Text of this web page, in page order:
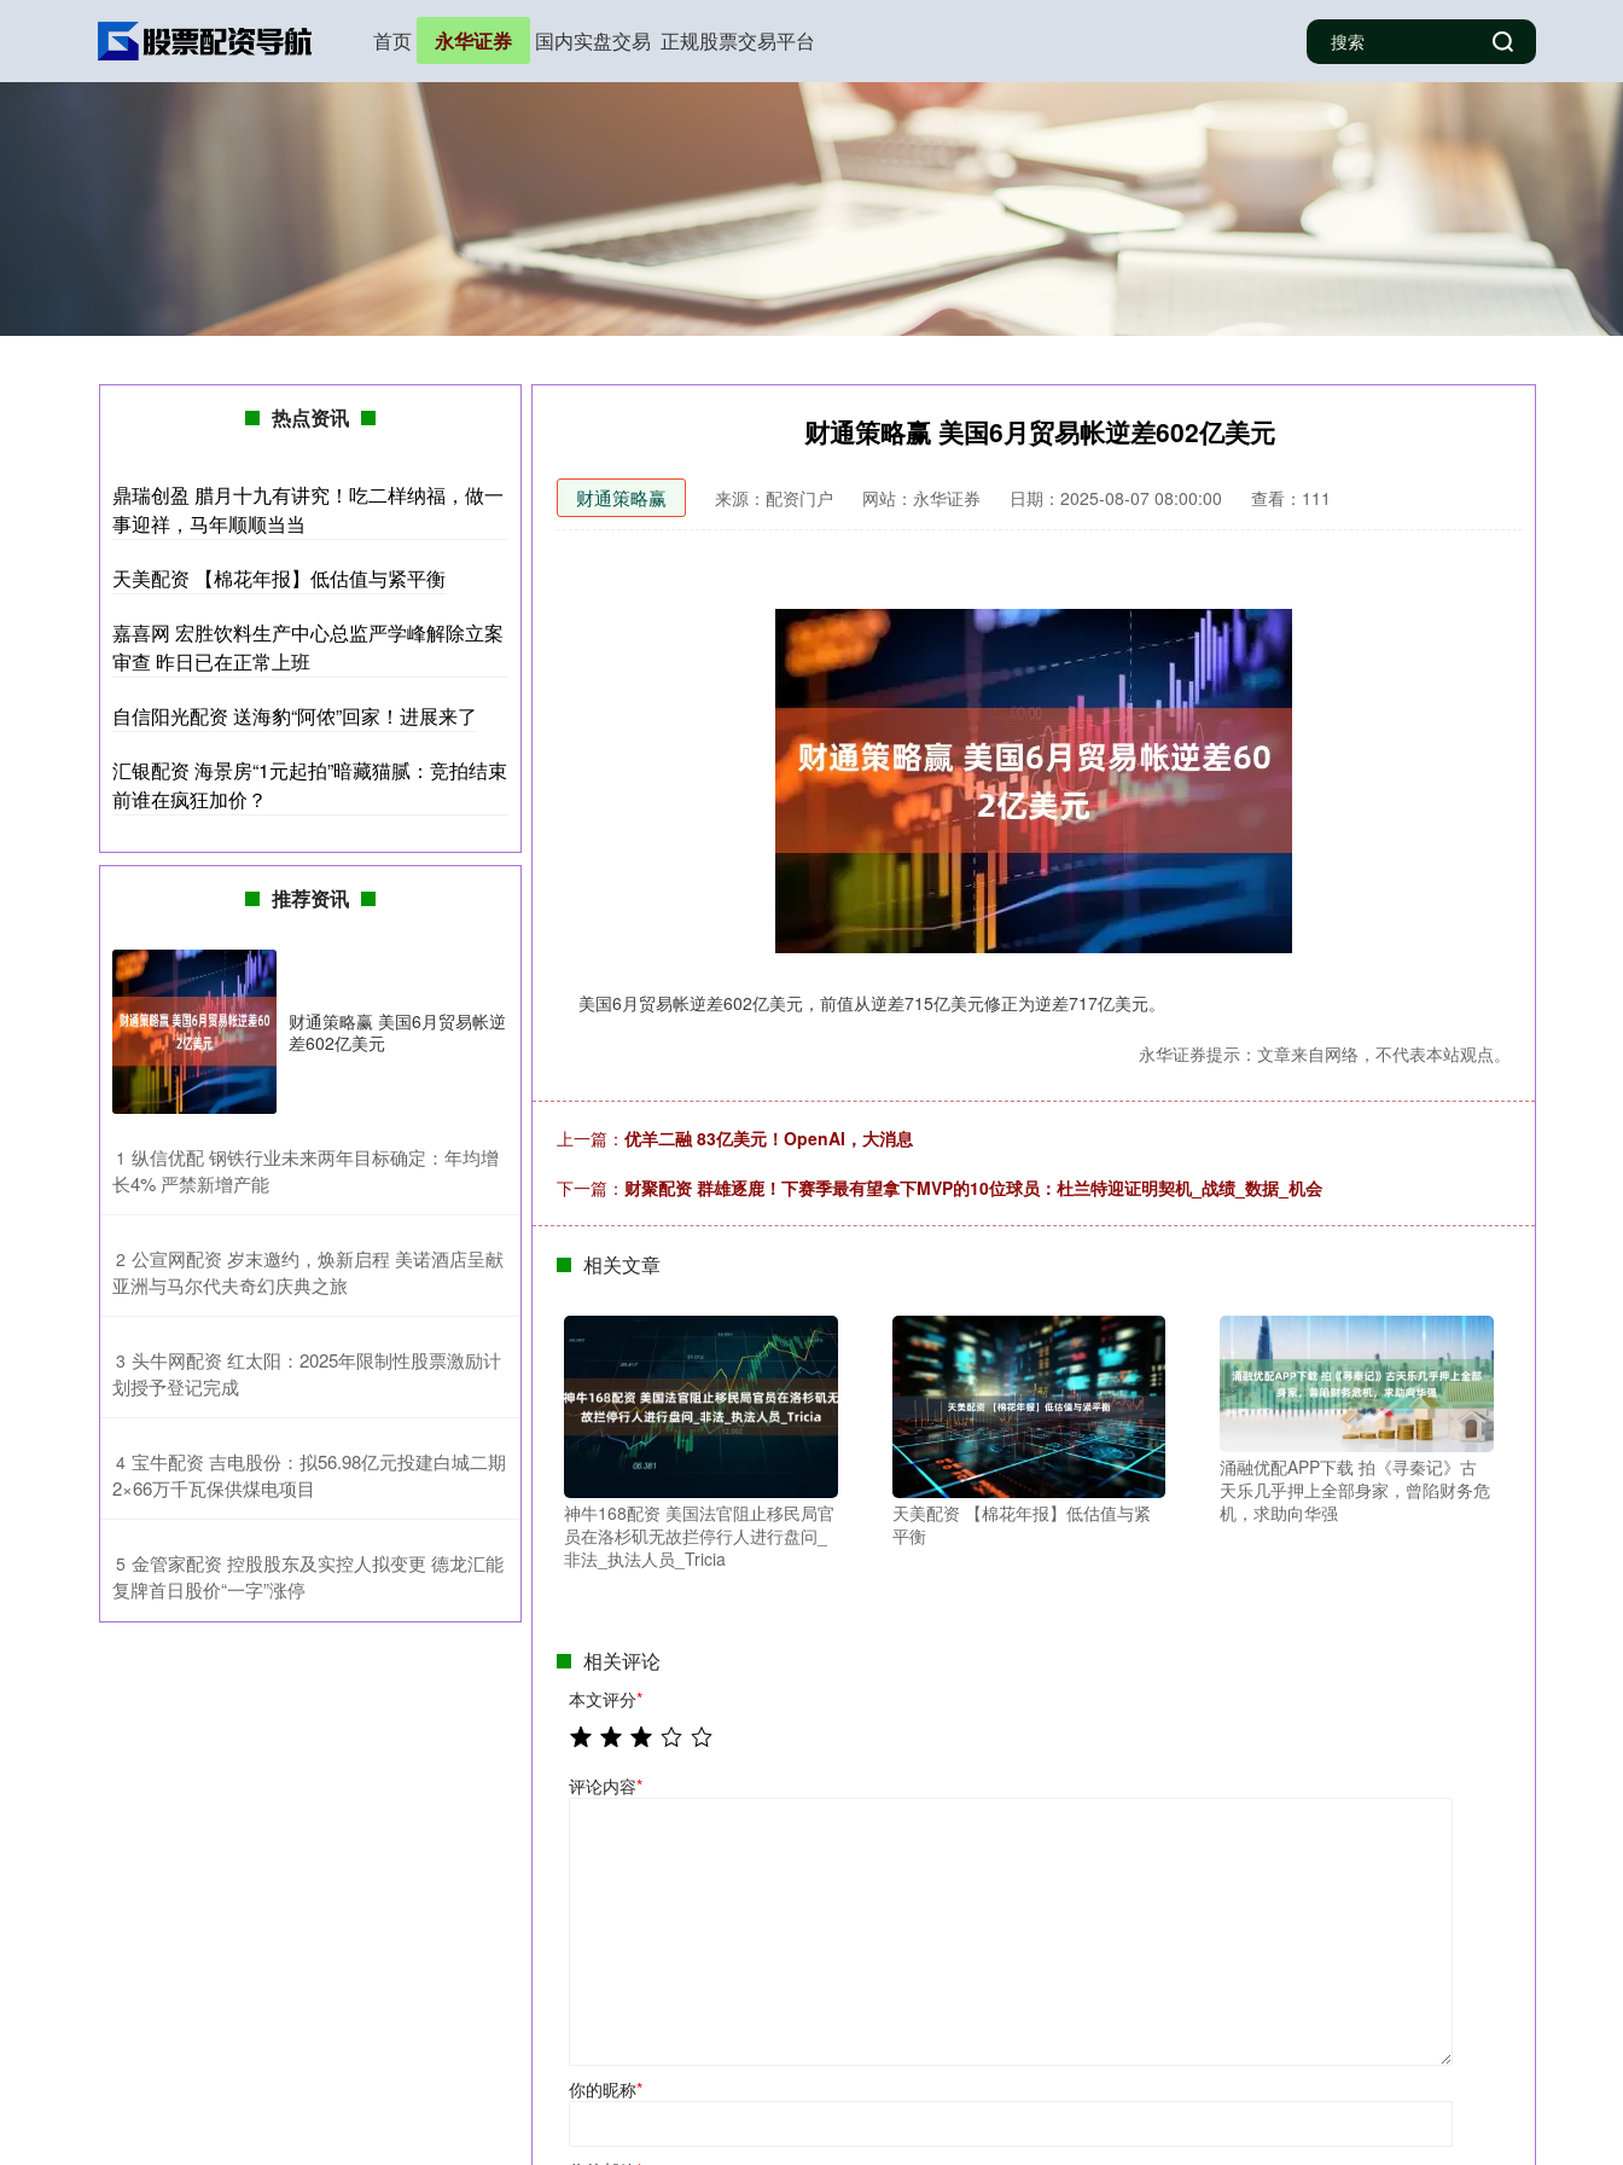
首页 永华证券 国内实盘交易 正规股票交易平台
财通策略赢 美国6月贸易帐逆差602亿美元
财通策略赢 来源：配资门户 网站：永华证券 日期：2025-08-07 08:00:00 查看：111
美国6月贸易帐逆差602亿美元，前值从逆差715亿美元修正为逆差717亿美元。
永华证券提示：文章来自网络，不代表本站观点。
上一篇： 优羊二融 83亿美元！OpenAI，大消息
下一篇： 财聚配资 群雄逐鹿！下赛季最有望拿下MVP的10位球员：杜兰特迎证明契机_战绩_数据_机会
相关文章
神牛168配资 美国法官阻止移民局官
员在洛杉矶无故拦停行人进行盘问_
非法_执法人员_Tricia
天美配资 【棉花年报】低估值与紧
平衡
涌融优配APP下载 拍《寻秦记》古
天乐几乎押上全部身家，曾陷财务危
机，求助向华强
相关评论
本文评分*
评论内容*
你的昵称*
热点资讯
鼎瑞创盈 腊月十九有讲究！吃二样纳福，做一
事迎祥，马年顺顺当当
天美配资 【棉花年报】低估值与紧平衡
嘉喜网 宏胜饮料生产中心总监严学峰解除立案
审查 昨日已在正常上班
自信阳光配资 送海豹“阿侬”回家！进展来了
汇银配资 海景房“1元起拍”暗藏猫腻：竞拍结束
前谁在疯狂加价？
推荐资讯
财通策略赢 美国6月贸易帐逆
差602亿美元
1 ​纵信优配 钢铁行业未来两年目标确定：年均增
长4% 严禁新增产能
2 ​公宣网配资 岁末邀约，焕新启程 美诺酒店呈献
亚洲与马尔代夫奇幻庆典之旅
3 ​头牛网配资 红太阳：2025年限制性股票激励计
划授予登记完成
4 ​宝牛配资 吉电股份：拟56.98亿元投建白城二期
2×66万千瓦保供煤电项目
5 ​金管家配资 控股股东及实控人拟变更 德龙汇能
复牌首日股价“一字”涨停